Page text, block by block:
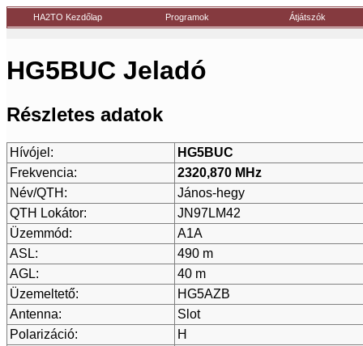
HA2TO Kezdőlap Programok Átjátszók
HG5BUC Jeladó
Részletes adatok
Hívójel:
HG5BUC
Frekvencia:
2320,870 MHz
Név/QTH:
János-hegy
QTH Lokátor:
JN97LM42
Üzemmód:
A1A
ASL:
490 m
AGL:
40 m
Üzemeltető:
HG5AZB
Antenna:
Slot
Polarizáció:
H